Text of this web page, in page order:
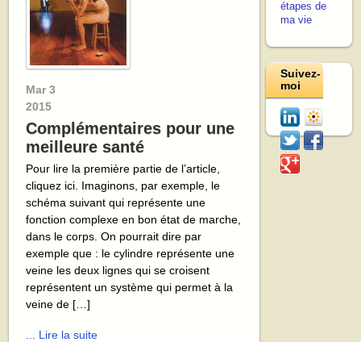
Mar 3
2015
Complémentaires pour une
meilleure santé
Pour lire la première partie de l’article,
cliquez ici. Imaginons, par exemple, le
schéma suivant qui représente une
fonction complexe en bon état de marche,
dans le corps. On pourrait dire par
exemple que : le cylindre représente une
veine les deux lignes qui se croisent
représentent un système qui permet à la
veine de […]
... Lire la suite
étapes de
ma vie
Suivez-
moi